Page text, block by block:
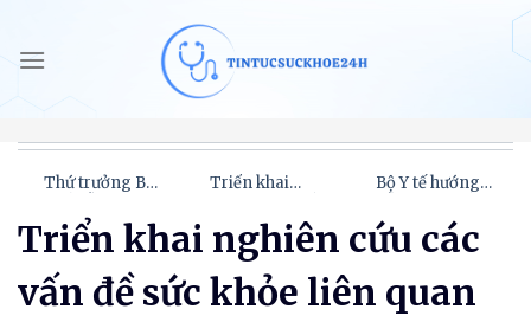
nội
Thứ trưởng Bộ
Tuyên tham dự
kỳ họp lần thứ
42 Đại Hội đồng
UNESCO
Triển khai
vấn đề sức khỏe
liên quan đến
COVID-19
Bộ Y tế hướng
trí việc làm
công chức
nghiệp vụ
y tế
Triển khai nghiên cứu các
vấn đề sức khỏe liên quan